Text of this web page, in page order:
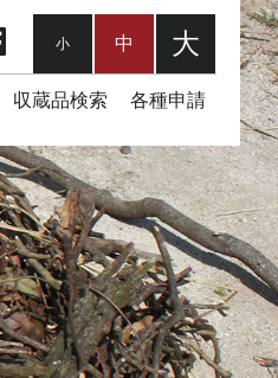
収蔵品検索 各種申請
小 中 大